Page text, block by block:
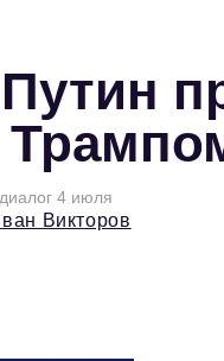
4 июля
Викторов